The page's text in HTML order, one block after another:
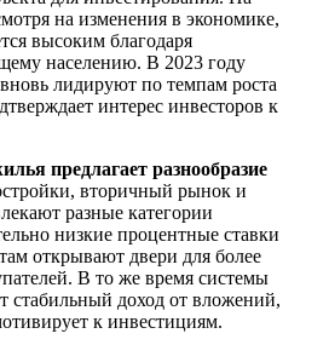
на изменения в экономике,
высоким благодаря
населению. В 2023 году
лидируют по темпам роста
интерес инвесторов к
предлагает разнообразие
вторичный рынок и
разные категории
низкие процентные ставки
открывают двери для более
В то же время системы
стабильный доход от вложений,
к инвестициям.